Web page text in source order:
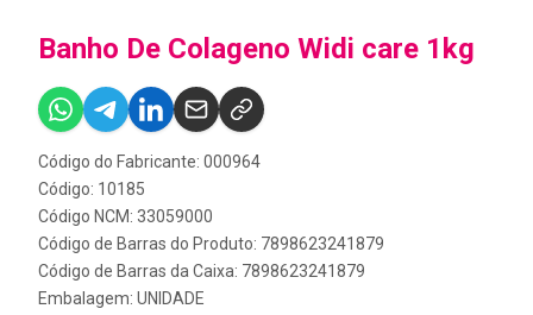
Banho De Colageno Widi care 1kg
Código do Fabricante: 000964
Código: 10185
Código NCM: 33059000
Código de Barras do Produto: 7898623241879
Código de Barras da Caixa: 7898623241879
Embalagem: UNIDADE